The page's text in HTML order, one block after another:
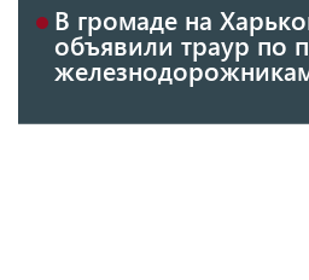
В громаде на
объявили траур по